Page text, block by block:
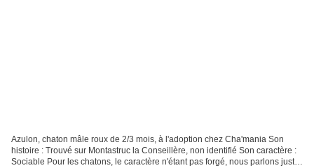
Azulon, chaton mâle roux de 2/3 mois, à l'adoption chez Cha'mania Son
histoire : Trouvé sur Montastruc la Conseillère, non identifié Son caractère :
Sociable Pour les chatons, le caractère n'étant pas forgé, nous parlons juste